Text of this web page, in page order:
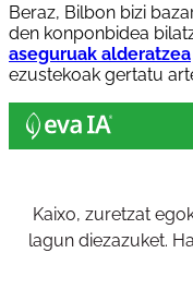
Beraz, Bilbon bizi
den konponbidea
aseguruak alderatzea
ezustekoak gertatu
Kaixo, zuretzat
lagun diezazuket.